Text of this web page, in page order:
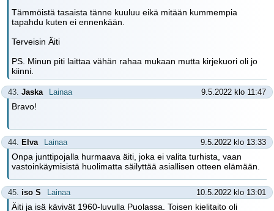
Tämmöistä tasaista tänne kuuluu eikä mitään kummempia
tapahdu kuten ei ennenkään.
Terveisin Äiti
PS. Minun piti laittaa vähän rahaa mukaan mutta kirjekuori oli jo
kiinni.
43. Jaska Lainaa 9.5.2022 klo 11:47
Bravo!
44. Elva Lainaa 9.5.2022 klo 13:33
Onpa junttipojalla hurmaava äiti, joka ei valita turhista, vaan
vastoinkäymisistä huolimatta säilyttää asiallisen otteen elämään.
45. iso S Lainaa 10.5.2022 klo 13:01
Äiti ja isä kävivät 1960-luvulla Puolassa. Toisen kielitaito oli